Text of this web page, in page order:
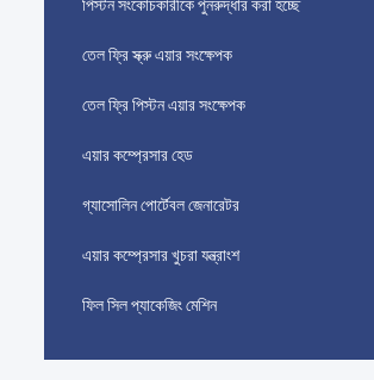
পিস্টন সংকোচকারীকে পুনরুদ্ধার করা হচ্ছে
তেল ফ্রি স্ক্রু এয়ার সংক্ষেপক
তেল ফ্রি পিস্টন এয়ার সংক্ষেপক
এয়ার কম্প্রেসার হেড
গ্যাসোলিন পোর্টেবল জেনারেটর
এয়ার কম্প্রেসার খুচরা যন্ত্রাংশ
ফিল সিল প্যাকেজিং মেশিন